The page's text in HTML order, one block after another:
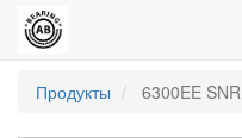
Продукты
6300EE SNR